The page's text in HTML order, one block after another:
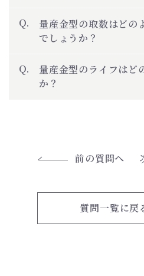
量産金型の取数はどの
でしょうか？
量産金型のライフはど
か？
前の質問へ
質問一覧に戻